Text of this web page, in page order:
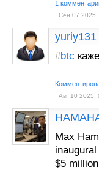
1
Сен 07 2025,
yuriy131
#btc
Авг 10 2025,
Max
$5